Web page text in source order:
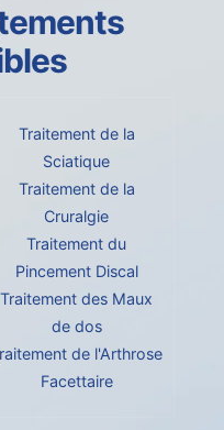
Traitement de la
Sciatique
Traitement de la
Cruralgie
Traitement du
Pincement Discal
Traitement des Maux
de dos
de l'Arthrose
Facettaire